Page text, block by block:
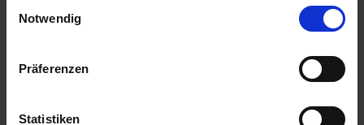
Notwendig
Präferenzen
Statistiken